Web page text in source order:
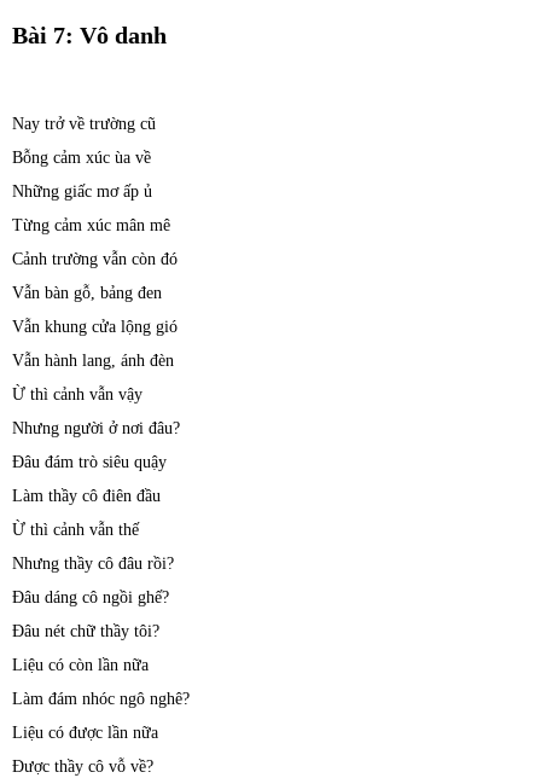
Bài 7: Vô danh
Nay trở về trường cũ
Bỗng cảm xúc ùa về
Những giấc mơ ấp ủ
Từng cảm xúc mân mê
Cảnh trường vẫn còn đó
Vẫn bàn gỗ, bảng đen
Vẫn khung cửa lộng gió
Vẫn hành lang, ánh đèn
Ừ thì cảnh vẫn vậy
Nhưng người ở nơi đâu?
Đâu đám trò siêu quậy
Làm thầy cô điên đầu
Ừ thì cảnh vẫn thế
Nhưng thầy cô đâu rồi?
Đâu dáng cô ngồi ghế?
Đâu nét chữ thầy tôi?
Liệu có còn lần nữa
Làm đám nhóc ngô nghê?
Liệu có được lần nữa
Được thầy cô vỗ về?